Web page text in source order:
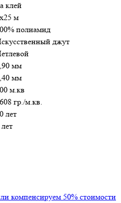
клей
м
полиамид
джут
мм
мм
м.кв
гр./м.кв.
лет
компенсируем 50% стоимости